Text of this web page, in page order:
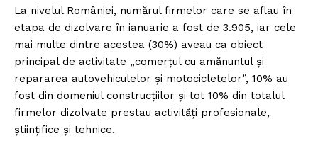
La nivelul României, numărul firmelor care se aflau în
etapa de dizolvare în ianuarie a fost de 3.905, iar cele
mai multe dintre acestea (30%) aveau ca obiect
principal de activitate „comerţul cu amănuntul şi
repararea autovehiculelor şi motocicletelor”, 10% au
fost din domeniul construcţiilor şi tot 10% din totalul
firmelor dizolvate prestau activităţi profesionale,
ştiinţifice şi tehnice.